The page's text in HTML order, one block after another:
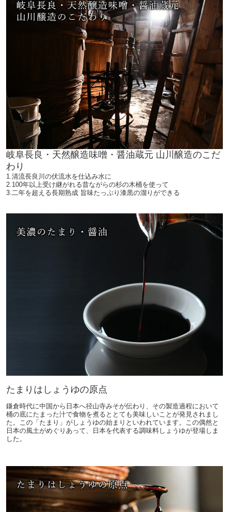
岐阜長良・天然醸造味噌・醤油蔵元 山川醸造のこだ
わり
1.清流長良川の伏流水を仕込み水に
2.100年以上受け継がれる昔ながらの杉の木桶を使って
3.二年を超える長期熟成 旨味たっぷり漆黒の溜りができる
たまりはしょうゆの原点
鎌倉時代に中国から日本へ径山寺みそが伝わり、その製造過程において
桶の底にたまった汁で食物を煮るととても美味しいことが発見されまし
た。この「たまり」がしょうゆの始まりといわれています。この偶然と
日本の風土がめぐりあって、日本を代表する調味料しょうゆが登場しま
した。